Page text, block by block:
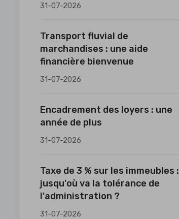
31-07-2026
Transport fluvial de
marchandises : une aide
financière bienvenue
31-07-2026
Encadrement des loyers : une
année de plus
31-07-2026
Taxe de 3 % sur les immeubles :
jusqu'où va la tolérance de
l'administration ?
31-07-2026